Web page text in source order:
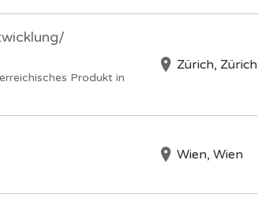
Produkt in
Zürich, Zürich
Wien, Wien